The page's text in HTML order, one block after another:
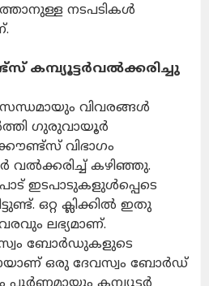
നടപടികൾ
കമ്പ്യൂട്ടർവൽക്കരിച്ചു
വിവരങ്ങൾ
ഗുരുവായൂർ
വിഭാഗം
വൽക്കരിച്ച് കഴിഞ്ഞു.
ഇടപാടുകളുൾപ്പെടെ
ഒറ്റ ക്ലിക്കിൽ ഇതു
ലഭ്യമാണ്.
ബോർഡുകളുടെ
ഒരു ദേവസ്വം ബോർഡ്